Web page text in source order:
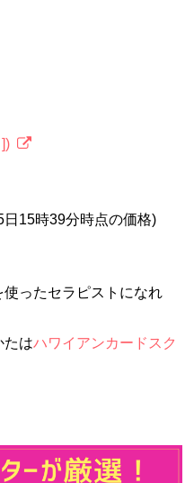
15時39分時点の価格)
使ったセラピストになれ
たはハワイアンカードスク